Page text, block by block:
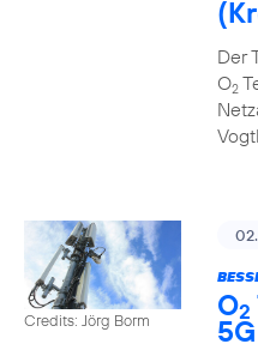
Der
O2
Credits: Jörg Borm O2